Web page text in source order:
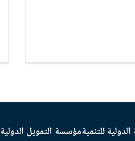
للتنميةمؤسسة التمويل الدولية